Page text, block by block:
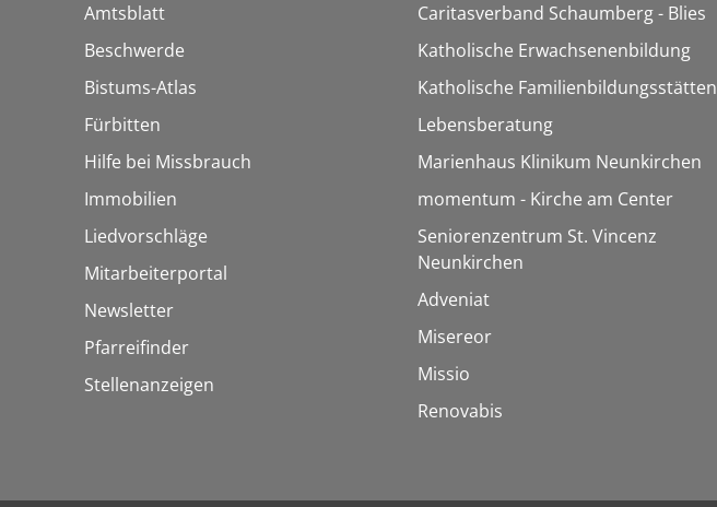
Amtsblatt
Beschwerde
Bistums-Atlas
Fürbitten
Hilfe bei Missbrauch
Immobilien
Liedvorschläge
Mitarbeiterportal
Newsletter
Pfarreifinder
Stellenanzeigen
Caritasverband Schaumberg - Blies
Katholische Erwachsenenbildung
Katholische Familienbildungsstätten
Lebensberatung
Marienhaus Klinikum Neunkirchen
momentum - Kirche am Center
Seniorenzentrum St. Vincenz
Neunkirchen
Adveniat
Misereor
Missio
Renovabis